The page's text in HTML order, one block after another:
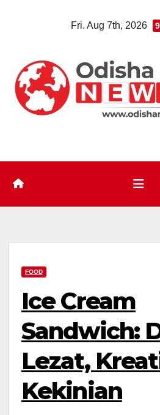
Fri. Aug 7th, 2026
FOOD
Ice Cream
Sandwich:
Lezat,
Kekinian